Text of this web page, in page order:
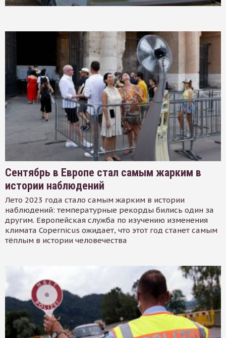
Сентябрь в Европе стал самым жарким в
истории наблюдений
Лето 2023 года стало самым жарким в истории
наблюдений: температурные рекорды бились один за
другим. Европейская служба по изучению изменения
климата Copernicus ожидает, что этот год станет самым
тёплым в истории человечества